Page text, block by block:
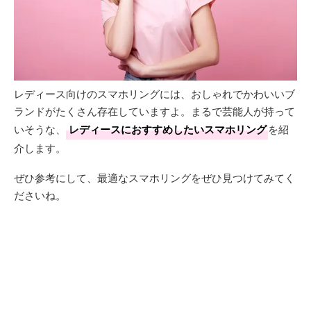
レディース向けのスマホリングには、おしゃれでかわいいブ
ランドがたくさん存在していますよ。まるで芸能人が持って
いそうな、
レディースにおすすめしたいスマホリングを紹
介します。
ぜひ参考にして、最適なスマホリングをぜひ見つけてみてく
ださいね。